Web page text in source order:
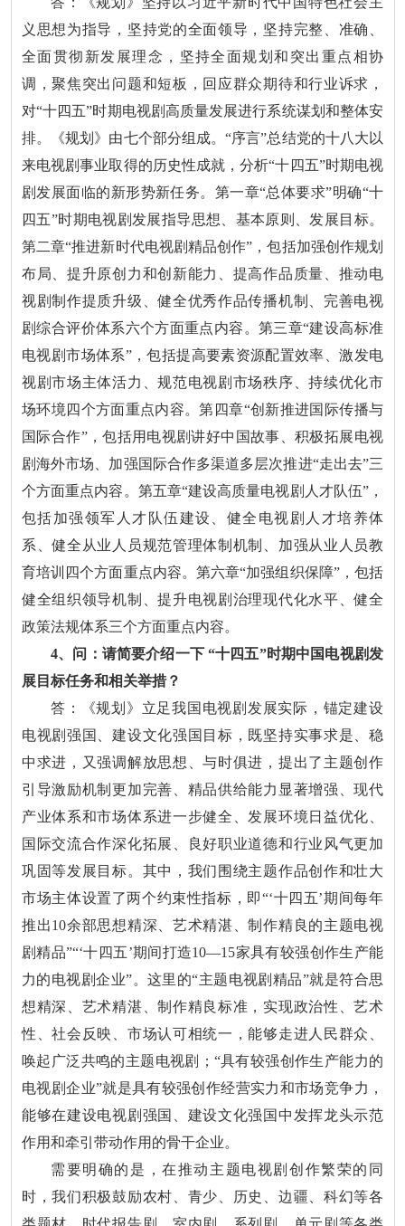
义思想为指导，坚持党的全面领导，坚持完整、准确、
全面贯彻新发展理念，坚持全面规划和突出重点相协
调，聚焦突出问题和短板，回应群众期待和行业诉求，
对“十四五”时期电视剧高质量发展进行系统谋划和整体安
排。《规划》由七个部分组成。“序言”总结党的十八大以
来电视剧事业取得的历史性成就，分析“十四五”时期电视
剧发展面临的新形势新任务。第一章“总体要求”明确“十
四五”时期电视剧发展指导思想、基本原则、发展目标。
第二章“推进新时代电视剧精品创作”，包括加强创作规划
布局、提升原创力和创新能力、提高作品质量、推动电
视剧制作提质升级、健全优秀作品传播机制、完善电视
剧综合评价体系六个方面重点内容。第三章“建设高标准
电视剧市场体系”，包括提高要素资源配置效率、激发电
视剧市场主体活力、规范电视剧市场秩序、持续优化市
场环境四个方面重点内容。第四章“创新推进国际传播与
国际合作”，包括用电视剧讲好中国故事、积极拓展电视
剧海外市场、加强国际合作多渠道多层次推进“走出去”三
个方面重点内容。第五章“建设高质量电视剧人才队伍”，
包括加强领军人才队伍建设、健全电视剧人才培养体
系、健全从业人员规范管理体制机制、加强从业人员教
育培训四个方面重点内容。第六章“加强组织保障”，包括
健全组织领导机制、提升电视剧治理现代化水平、健全
政策法规体系三个方面重点内容。
4、问：请简要介绍一下 “十四五”时期中国电视剧发
展目标任务和相关举措？
答：《规划》立足我国电视剧发展实际，锚定建设
电视剧强国、建设文化强国目标，既坚持实事求是、稳
中求进，又强调解放思想、与时俱进，提出了主题创作
引导激励机制更加完善、精品供给能力显著增强、现代
产业体系和市场体系进一步健全、发展环境日益优化、
国际交流合作深化拓展、良好职业道德和行业风气更加
巩固等发展目标。其中，我们围绕主题作品创作和壮大
市场主体设置了两个约束性指标，即“‘十四五’期间每年
推出10余部思想精深、艺术精湛、制作精良的主题电视
剧精品”“‘十四五’期间打造10—15家具有较强创作生产能
力的电视剧企业”。这里的“主题电视剧精品”就是符合思
想精深、艺术精湛、制作精良标准，实现政治性、艺术
性、社会反映、市场认可相统一，能够走进人民群众、
唤起广泛共鸣的主题电视剧；“具有较强创作生产能力的
电视剧企业”就是具有较强创作经营实力和市场竞争力，
能够在建设电视剧强国、建设文化强国中发挥龙头示范
作用和牵引带动作用的骨干企业。
需要明确的是，在推动主题电视剧创作繁荣的同
时，我们积极鼓励农村、青少、历史、边疆、科幻等各